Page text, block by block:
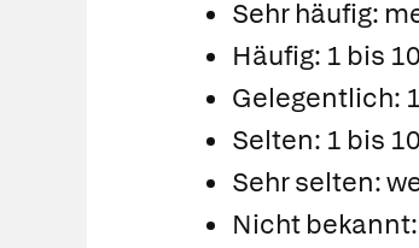
Sehr häufig:
Häufig: 1 bis
Gelegentlich:
Selten: 1 bis
Sehr selten:
Nicht